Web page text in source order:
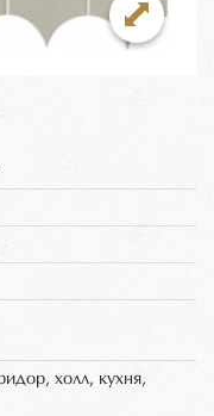
холл, кухня,